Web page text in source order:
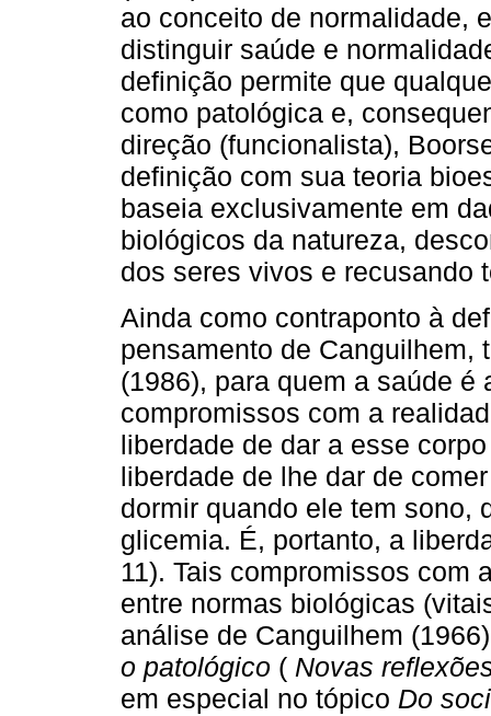
ao conceito de normalidade,
distinguir saúde e
definição permite que
como patológica e,
direção (funcionalista),
definição com sua teoria
baseia exclusivamente em
biológicos da natureza,
dos seres vivos e recusando
Ainda como contraponto à
pensamento de Canguilhem,
(1986), para quem a saúde
compromissos com a
liberdade de dar a esse
liberdade de lhe dar de
dormir quando ele tem sono,
glicemia. É, portanto, a
11). Tais compromissos com
entre normas biológicas
análise de Canguilhem
o patológico ( Novas
em especial no tópico Do